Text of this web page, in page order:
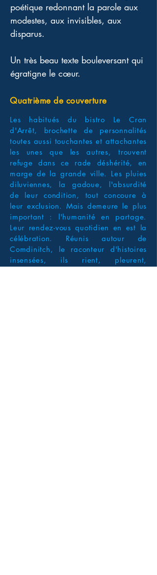
poétique redonnant la parole aux
modestes, aux invisibles, aux
disparus.
Un très beau texte bouleversant qui
égratigne le cœur.
Quatrième de couverture
Les habitués du bistro Le Cran
d'Arrêt, brochette de personnalités
toutes aussi touchantes et attachantes
les unes que les autres, trouvent
refuge dans ce rade déshérité, en
marge de la grande ville. Les pluies
diluviennes, la gadoue, l'absurdité
de leur condition, tout concoure à
leur exclusion. Mais demeure le plus
important : l'humanité en partage.
Leur rendez-vous quotidien en est la
célébration. Réunis autour de
Comdinitch, le raconteur d'histoires
insensées, ils rient, pleurent,